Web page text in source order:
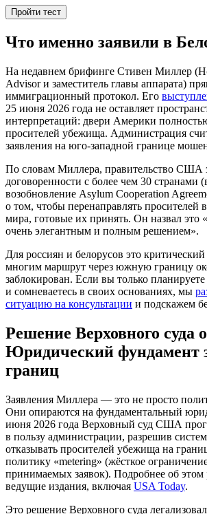
Пройти тест
Что именно заявили в
На недавнем брифинге Стивен Миллер
Advisor и заместитель главы аппарата)
иммиграционный протокол. Его
25 июня 2026 года не оставляет
интерпретаций: двери Америки
просителей убежища. Администрация
заявления на юго-западной границе
По словам Миллера, правительство США
договоренности с более чем 30 странами
возобновление Asylum Cooperation
о том, чтобы перенаправлять просителей
мира, готовые их принять. Он назвал это
очень элегантным и полным решением».
Для россиян и белорусов это
многим маршрут через южную границу
заблокирован. Если вы только планируете
и сомневаетесь в своих основаниях, мы
ситуацию на консультации и подскажем
Решение Верховного суда
Юридический фундамент
границ
Заявления Миллера — это не просто
Они опираются на фундаментальный
июня 2026 года Верховный суд США
в пользу администрации, разрешив
отказывать просителей убежища на
политику «metering» (жёсткое
принимаемых заявок). Подробнее об
ведущие издания, включая USA Today.
Это решение Верховного суда